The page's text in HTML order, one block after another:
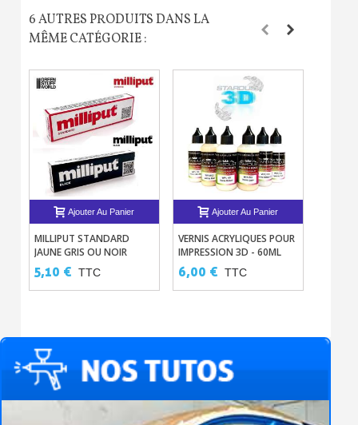
6 AUTRES PRODUITS DANS LA
MÊME CATÉGORIE :
Ajouter Au Panier
MILLIPUT STANDARD
JAUNE GRIS OU NOIR
5,10 € TTC
Ajouter Au Panier
VERNIS ACRYLIQUES POUR
IMPRESSION 3D - 60ML
6,00 € TTC